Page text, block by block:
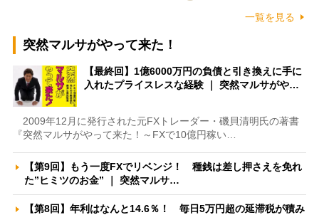
一覧を見る
突然マルサがやって来た！
【最終回】1億6000万円の負債と引き換えに手に
入れたプライスレスな経験 ｜ 突然マルサがや…
2009年12月に発行された元FXトレーダー・磯貝清明氏の著書
『突然マルサがやって来た！～FXで10億円稼い…
【第9回】もう一度FXでリベンジ！ 種銭は差し押さえを免れ
た”ヒミツのお金” ｜ 突然マルサ…
【第8回】年利はなんと14.6％！ 毎日5万円超の延滞税が積み